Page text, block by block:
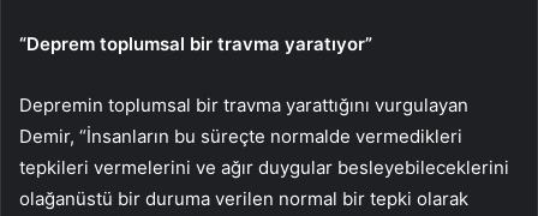
“Deprem toplumsal bir travma yaratıyor”
Depremin toplumsal bir travma yarattığını vurgulayan
Demir, “İnsanların bu süreçte normalde vermedikleri
tepkileri vermelerini ve ağır duygular besleyebileceklerini
olağanüstü bir duruma verilen normal bir tepki olarak